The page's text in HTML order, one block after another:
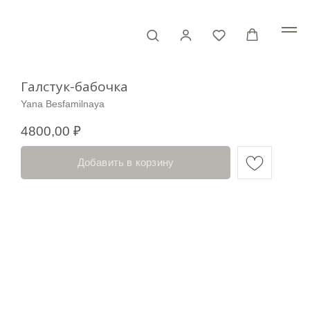
Галстук-бабочка
Yana Besfamilnaya
4800,00 ₽
Добавить в корзину